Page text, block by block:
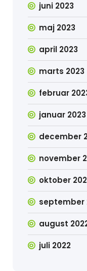
juni 2023
maj 2023
april 2023
marts 2023
februar
januar 2023
december
november
oktober
september
august
juli 2022